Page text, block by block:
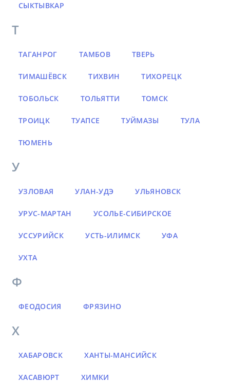
СЫКТЫВКАР
Т
ТАГАНРОГ ТАМБОВ ТВЕРЬ
ТИМАШЁВСК ТИХВИН ТИХОРЕЦК
ТОБОЛЬСК ТОЛЬЯТТИ ТОМСК
ТРОИЦК ТУАПСЕ ТУЙМАЗЫ ТУЛА
ТЮМЕНЬ
У
УЗЛОВАЯ УЛАН-УДЭ УЛЬЯНОВСК
УРУС-МАРТАН УСОЛЬЕ-СИБИРСКОЕ
УССУРИЙСК УСТЬ-ИЛИМСК УФА
УХТА
Ф
ФЕОДОСИЯ ФРЯЗИНО
Х
ХАБАРОВСК ХАНТЫ-МАНСИЙСК
ХАСАВЮРТ ХИМКИ